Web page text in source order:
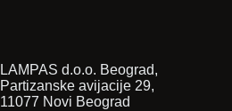
LAMPAS d.o.o. Beograd,
Partizanske avijacije 29,
11077 Novi Beograd